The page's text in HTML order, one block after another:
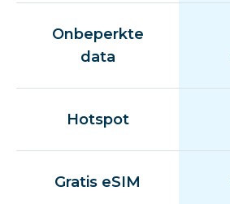
Onbeperkte
data
Hotspot
Gratis eSIM